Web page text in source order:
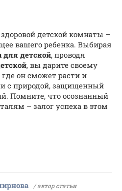
детской комнаты –
вашего ребенка. Выбирая
для детской, проводя
, вы дарите своему
он сможет расти и
с природой, защищенный
Помните, что осознанный
– залог успеха в этом
/ автор статьи